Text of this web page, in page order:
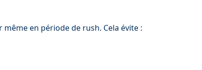
en période de rush. Cela évite :